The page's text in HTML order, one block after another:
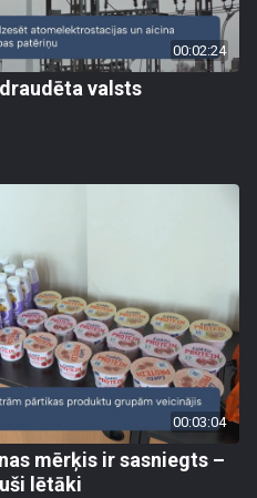
00:02:24
valsts
00:03:04
mērķis ir sasniegts –
lētāki